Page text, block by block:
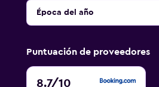
Época del año
Puntuación de proveedores
8.7/10
8.7